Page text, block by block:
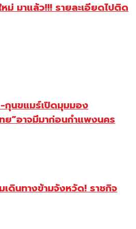
ม่ มาแล้ว!!! รายละเอียดไปติด
กุนขแมร์เปิดมุมมอง
ย”อาจมีมาก่อนกำแพงนคร
เดินทางข้ามจังหวัด! ราชกิจ